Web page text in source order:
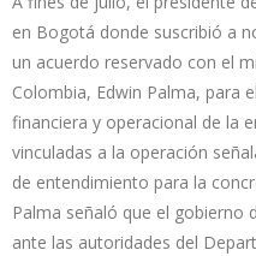
en Bogotá donde suscribió a
un acuerdo reservado con el
Colombia, Edwin Palma, para
financiera y operacional de la
vinculadas a la operación
de entendimiento para la
Palma señaló que el gobierno
ante las autoridades del